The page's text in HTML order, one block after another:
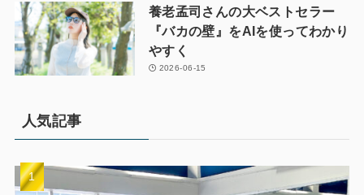
養老孟司さんの大ベストセラー
『バカの壁』をAIを使ってわかり
やすく
2026-06-15
人気記事